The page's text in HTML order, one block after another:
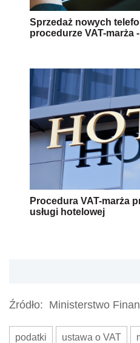
Sprzedaż nowych
procedurze VAT-marża
Procedura VAT-marża
usługi hotelowej
Źródło: Ministerstwo
podatki ustawa o VAT